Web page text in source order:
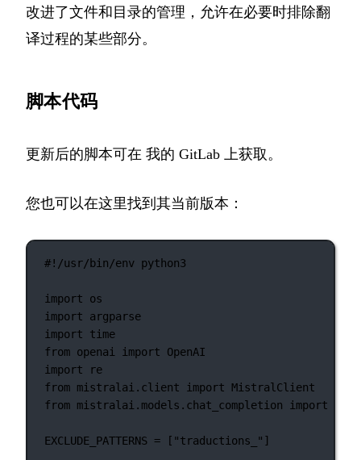
改进了文件和目录的管理，允许在必要时排除翻
译过程的某些部分。
脚本代码
更新后的脚本可在 我的 GitLab 上获取。
您也可以在这里找到其当前版本：
#!/usr/bin/env python3
import os
import argparse
import time
from openai import OpenAI
import re
from mistralai.client import MistralClient
from mistralai.models.chat_completion import
EXCLUDE_PATTERNS = [ "traductions_" ]